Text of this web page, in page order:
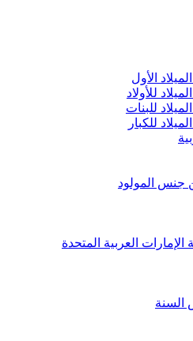
الأول
للأولاد
للبنات
للكبار
المولود
الإمارات العربية المتحدة
السنة